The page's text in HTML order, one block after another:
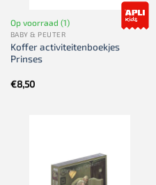
Op voorraad (1)
BABY & PEUTER
Koffer activiteitenboekjes
Prinses
€8,50